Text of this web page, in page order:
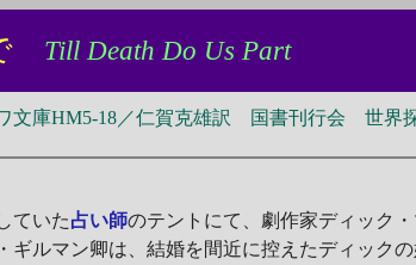
Till Death Do Us Part
文庫HM5-18／仁賀克雄訳 国書刊行会 世界探
ていた占い師のテントにて、劇作家ディック
ギルマン卿は、結婚を間近に控えたディック